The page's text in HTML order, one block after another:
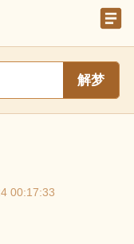
00:17:33